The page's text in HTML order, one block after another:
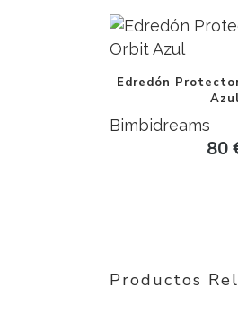
Edredón
Bimbidreams
80
Productos